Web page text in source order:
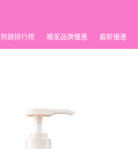
熱銷排行榜 獨家品牌優惠 最新優惠